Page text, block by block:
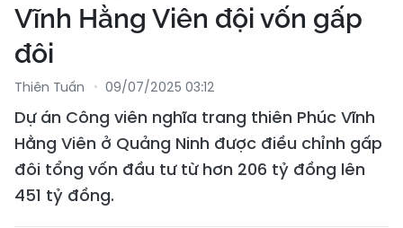
Vĩnh Hằng Viên đội vốn gấp
đôi
Thiên Tuấn 09/07/2025 03:12
Dự án Công viên nghĩa trang thiên Phúc Vĩnh
Hằng Viên ở Quảng Ninh được điều chỉnh gấp
đôi tổng vốn đầu tư từ hơn 206 tỷ đồng lên
451 tỷ đồng.